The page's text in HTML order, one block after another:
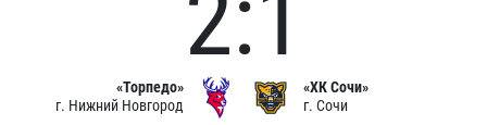
«Торпедо»
г. Нижний Новгород
«ХК Сочи»
г. Сочи